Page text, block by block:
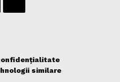
similare